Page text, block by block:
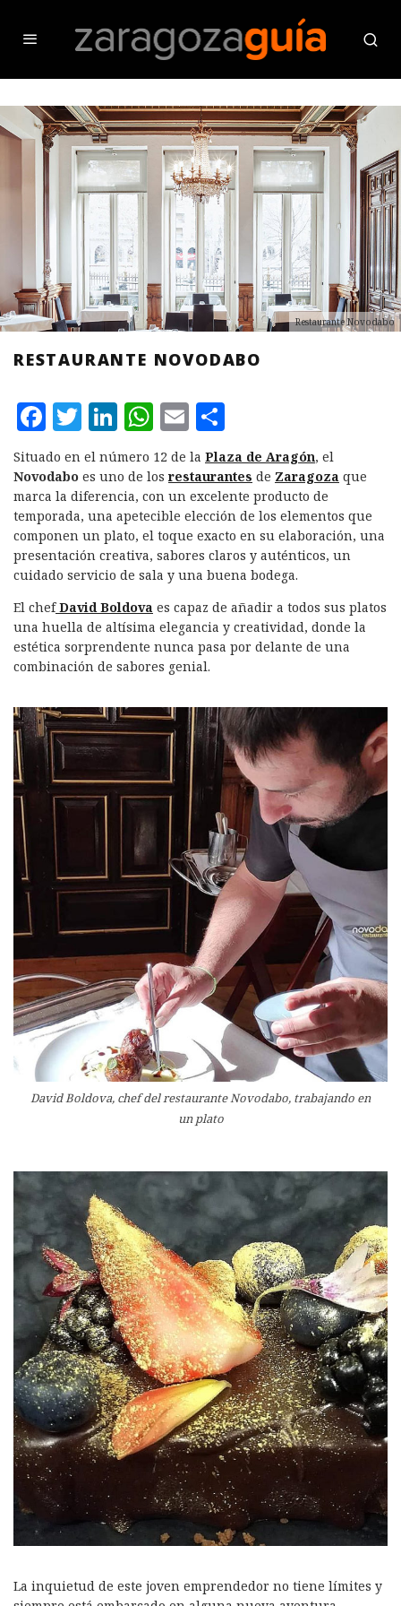
Restaurante Novodabo
RESTAURANTE NOVODABO
F
a
c
e
b
o
o
k
T
w
it
te
r
L
i
n
k
e
d
I
n
W
h
at
s
A
p
p
E
m
ai
l
o
m
p
a
rt
ir
Situado en el número 12 de la Plaza de Aragón, el
Novodabo es uno de los restaurantes de Zaragoza que
marca la diferencia, con un excelente producto de
temporada, una apetecible elección de los elementos que
componen un plato, el toque exacto en su elaboración, una
presentación creativa, sabores claros y auténticos, un
cuidado servicio de sala y una buena bodega.
El chefDavid Boldova es capaz de añadir a todos sus platos
una huella de altísima elegancia y creatividad, donde la
estética sorprendente nunca pasa por delante de una
combinación de sabores genial.
David Boldova, chef del restaurante Novodabo, trabajando en
un plato
La inquietud de este joven emprendedor no tiene límites y